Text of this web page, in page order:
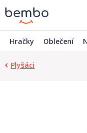
Hračky Oblečení
Plyšáci